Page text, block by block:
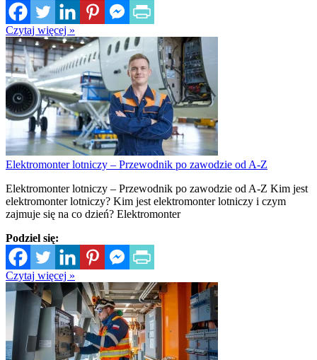
Czytaj więcej »
Elektromonter lotniczy – Przewodnik po zawodzie od A-Z
Elektromonter lotniczy – Przewodnik po zawodzie od A-Z Kim jest
elektromonter lotniczy? Kim jest elektromonter lotniczy i czym
zajmuje się na co dzień? Elektromonter
Podziel się:
Czytaj więcej »